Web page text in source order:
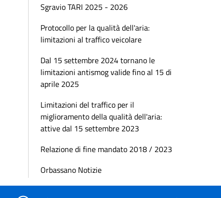
Sgravio TARI 2025 - 2026
Protocollo per la qualità dell'aria:
limitazioni al traffico veicolare
Dal 15 settembre 2024 tornano le
limitazioni antismog valide fino al 15 di
aprile 2025
Limitazioni del traffico per il
miglioramento della qualità dell'aria:
attive dal 15 settembre 2023
Relazione di fine mandato 2018 / 2023
Orbassano Notizie